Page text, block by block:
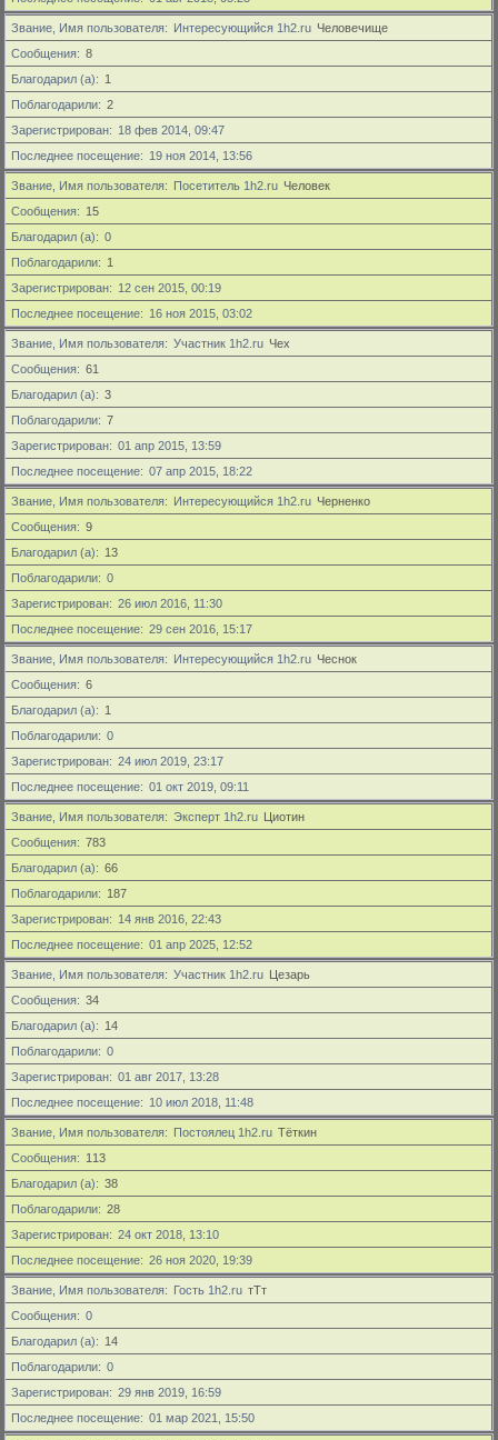
Звание, Имя пользователя Интересующийся 1h2.ru Человечище
Сообщения
8
Благодарил (а)
1
Поблагодарили
2
Зарегистрирован
18 фев 2014, 09:47
Последнее посещение
19 ноя 2014, 13:56
Звание, Имя пользователя Посетитель 1h2.ru Человек
Сообщения
15
Благодарил (а)
0
Поблагодарили
1
Зарегистрирован
12 сен 2015, 00:19
Последнее посещение
16 ноя 2015, 03:02
Звание, Имя пользователя Участник 1h2.ru Чех
Сообщения
61
Благодарил (а)
3
Поблагодарили
7
Зарегистрирован
01 апр 2015, 13:59
Последнее посещение
07 апр 2015, 18:22
Звание, Имя пользователя Интересующийся 1h2.ru Черненко
Сообщения
9
Благодарил (а)
13
Поблагодарили
0
Зарегистрирован
26 июл 2016, 11:30
Последнее посещение
29 сен 2016, 15:17
Звание, Имя пользователя Интересующийся 1h2.ru Чеснок
Сообщения
6
Благодарил (а)
1
Поблагодарили
0
Зарегистрирован
24 июл 2019, 23:17
Последнее посещение
01 окт 2019, 09:11
Звание, Имя пользователя Эксперт 1h2.ru Циотин
Сообщения
783
Благодарил (а)
66
Поблагодарили
187
Зарегистрирован
14 янв 2016, 22:43
Последнее посещение
01 апр 2025, 12:52
Звание, Имя пользователя Участник 1h2.ru Цезарь
Сообщения
34
Благодарил (а)
14
Поблагодарили
0
Зарегистрирован
01 авг 2017, 13:28
Последнее посещение
10 июл 2018, 11:48
Звание, Имя пользователя Постоялец 1h2.ru Тёткин
Сообщения
113
Благодарил (а)
38
Поблагодарили
28
Зарегистрирован
24 окт 2018, 13:10
Последнее посещение
26 ноя 2020, 19:39
Звание, Имя пользователя Гость 1h2.ru тТт
Сообщения
0
Благодарил (а)
14
Поблагодарили
0
Зарегистрирован
29 янв 2019, 16:59
Последнее посещение
01 мар 2021, 15:50